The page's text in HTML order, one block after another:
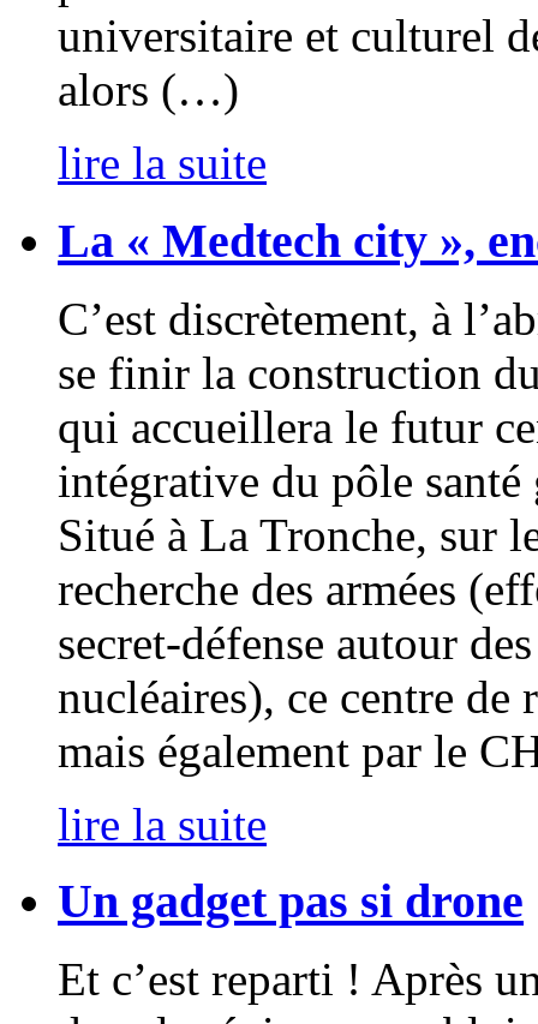
universitaire et culturel
alors (…)
lire la suite
La « Medtech city »,
C’est discrètement, à
se finir la construction
qui accueillera le futur
intégrative du pôle
Situé à La Tronche, sur
recherche des armées
secret-défense autour
nucléaires), ce centre de
mais également par le
lire la suite
Un gadget pas si drone
Et c’est reparti ! Après